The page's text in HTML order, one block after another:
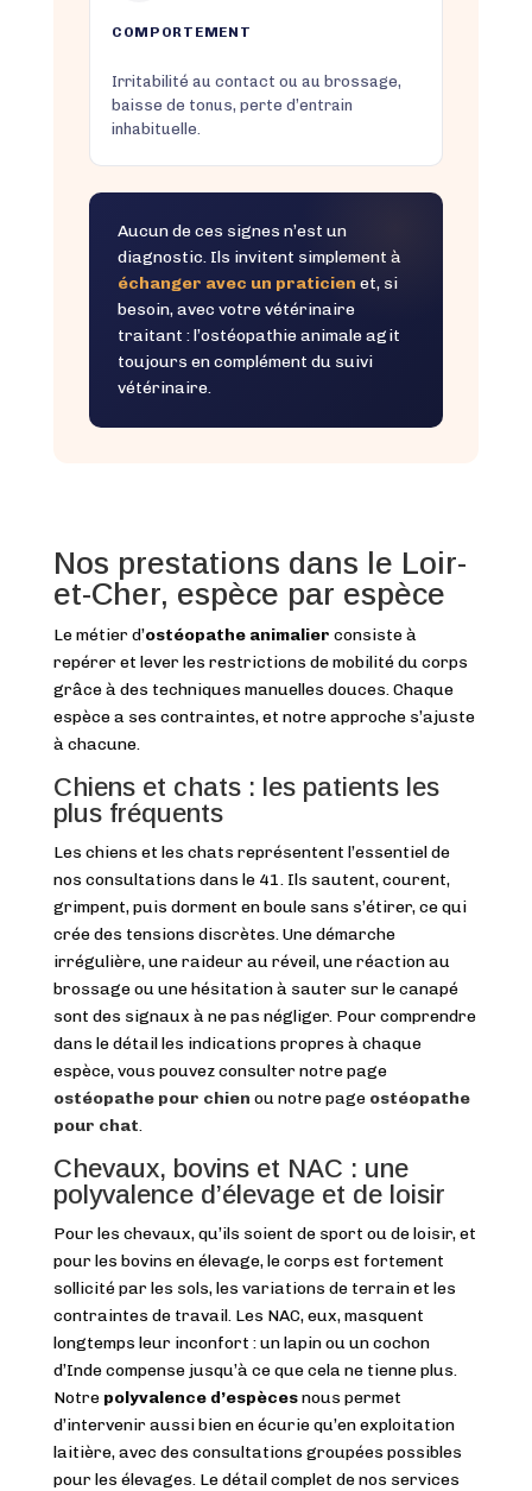
COMPORTEMENT
Irritabilité au contact ou au brossage,
baisse de tonus, perte d’entrain
inhabituelle.
Aucun de ces signes n’est un
diagnostic. Ils invitent simplement à
échanger avec un praticien et, si
besoin, avec votre vétérinaire
traitant : l’ostéopathie animale agit
toujours en complément du suivi
vétérinaire.
Nos prestations dans le Loir-
et-Cher, espèce par espèce
Le métier d’ostéopathe animalier consiste à
repérer et lever les restrictions de mobilité du corps
grâce à des techniques manuelles douces. Chaque
espèce a ses contraintes, et notre approche s’ajuste
à chacune.
Chiens et chats : les patients les
plus fréquents
Les chiens et les chats représentent l’essentiel de
nos consultations dans le 41. Ils sautent, courent,
grimpent, puis dorment en boule sans s’étirer, ce qui
crée des tensions discrètes. Une démarche
irrégulière, une raideur au réveil, une réaction au
brossage ou une hésitation à sauter sur le canapé
sont des signaux à ne pas négliger. Pour comprendre
dans le détail les indications propres à chaque
espèce, vous pouvez consulter notre page
ostéopathe pour chien ou notre page ostéopathe
pour chat.
Chevaux, bovins et NAC : une
polyvalence d’élevage et de loisir
Pour les chevaux, qu’ils soient de sport ou de loisir, et
pour les bovins en élevage, le corps est fortement
sollicité par les sols, les variations de terrain et les
contraintes de travail. Les NAC, eux, masquent
longtemps leur inconfort : un lapin ou un cochon
d’Inde compense jusqu’à ce que cela ne tienne plus.
Notre polyvalence d’espècesnous permet
d’intervenir aussi bien en écurie qu’en exploitation
laitière, avec des consultations groupées possibles
pour les élevages. Le détail complet de nos services